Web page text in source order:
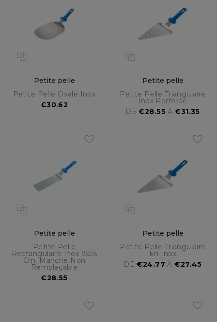
Petite pelle
Petite Pelle Ovale Inox
€30.62
Petite pelle
Petite Pelle Triangulaire
Inox Perforée
DE€28.55À€31.35
Petite pelle
Petite Pelle
Rectangulaire Inox 9x25
Cm, Manche Non
Remplaçable
€28.55
Petite pelle
Petite Pelle Triangulaire
En Inox
DE€24.77À€27.45